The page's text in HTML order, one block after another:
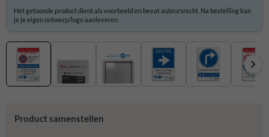
Het getoonde product dient als voorbeeld en bevat auteursrecht. Na bestelling kan
je je eigen ontwerp/logo aanleveren.
Product samenstellen